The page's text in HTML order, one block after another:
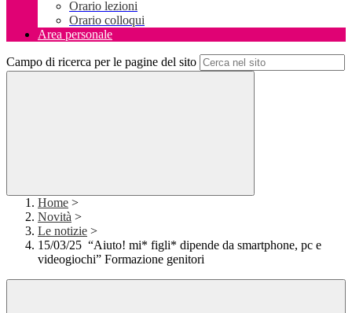
Orario lezioni
Orario colloqui
Area personale
Campo di ricerca per le pagine del sito
Home >
Novità >
Le notizie >
15/03/25 “Aiuto! mi* figli* dipende da smartphone, pc e
videogiochi” Formazione genitori